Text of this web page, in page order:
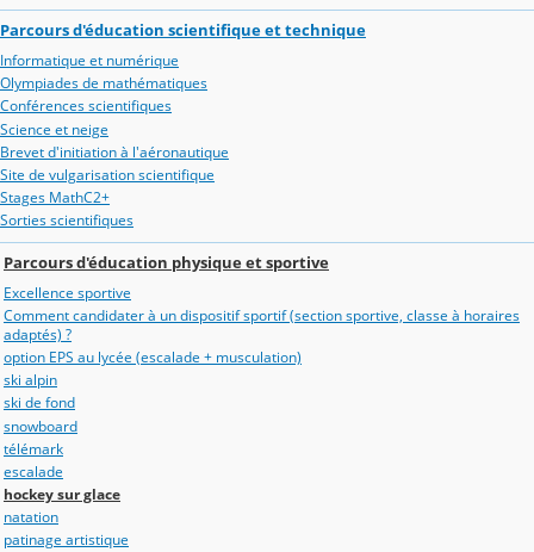
Parcours d'éducation scientifique et technique
Informatique et numérique
Olympiades de mathématiques
Conférences scientifiques
Science et neige
Brevet d'initiation à l'aéronautique
Site de vulgarisation scientifique
Stages MathC2+
Sorties scientifiques
Parcours d'éducation physique et sportive
Excellence sportive
Comment candidater à un dispositif sportif (section sportive, classe à horaires
adaptés) ?
option EPS au lycée (escalade + musculation)
ski alpin
ski de fond
snowboard
télémark
escalade
hockey sur glace
natation
patinage artistique